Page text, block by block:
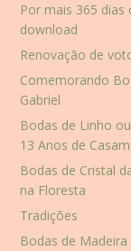
Por mais 365
download
Renovação de
Comemorando
Gabriel
Bodas de Linho
13 Anos de
Bodas de Cristal
na Floresta
Tradições
Bodas de